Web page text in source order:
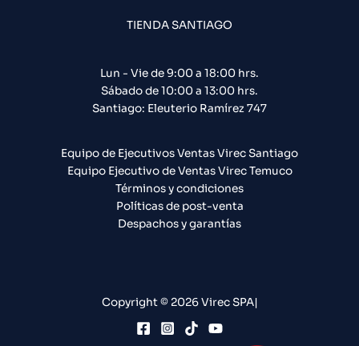
TIENDA SANTIAGO
Lun - Vie de 9:00 a 18:00 hrs.
Sábado de 10:00 a 13:00 hrs.
Santiago: Eleuterio Ramírez 747​
Equipo de Ejecutivos Ventas Virec Santiago
Equipo Ejecutivo de Ventas Virec Temuco
Términos y condiciones
Políticas de post-venta
Despachos y garantías
Copyright © 2026 Virec SPA|